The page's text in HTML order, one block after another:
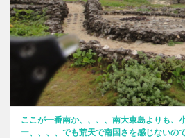
ここが一番南か、、、、南大東島よりも、
ー、、、、でも荒天で南国さを感じないの